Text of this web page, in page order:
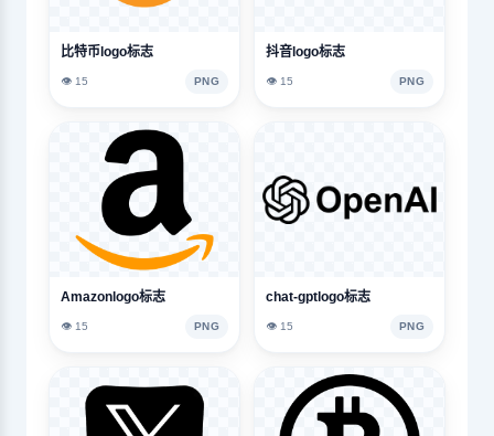
比特币logo标志
👁️ 15 PNG
抖音logo标志
👁️ 15 PNG
Amazonlogo标志
👁️ 15 PNG
chat-gptlogo标志
👁️ 15 PNG